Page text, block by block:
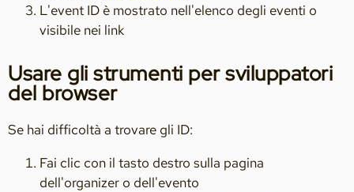
L'event ID è mostrato nell'elenco degli eventi o
visibile nei link
Usare gli strumenti per sviluppatori
del browser
Se hai difficoltà a trovare gli ID:
Fai clic con il tasto destro sulla pagina
dell'organizer o dell'evento